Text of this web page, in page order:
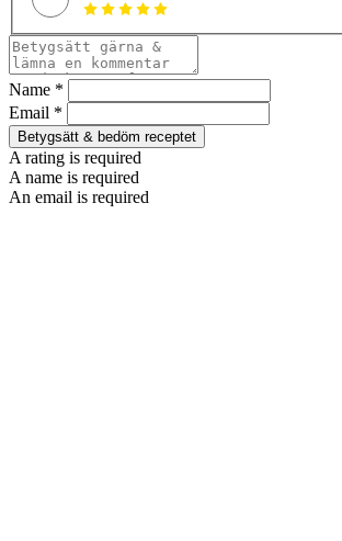
Name *
Email *
Betygsätt & bedöm receptet
A rating is required
A name is required
An email is required